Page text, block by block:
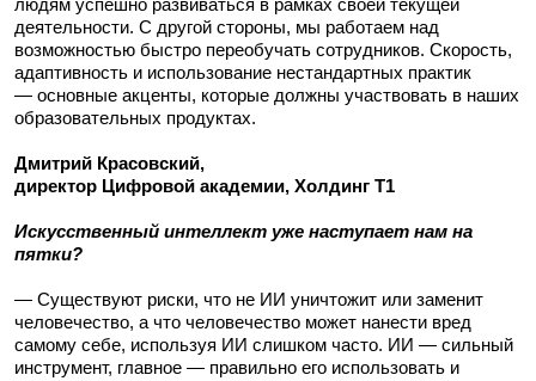
людям успешно развиваться в рамках своей текущей
деятельности. С другой стороны, мы работаем над
возможностью быстро переобучать сотрудников. Скорость,
адаптивность и использование нестандартных практик
— основные акценты, которые должны участвовать в наших
образовательных продуктах.
Дмитрий Красовский,
директор Цифровой академии, Холдинг Т1
Искусственный интеллект уже наступает нам на
пятки?
— Существуют риски, что не ИИ уничтожит или заменит
человечество, а что человечество может нанести вред
самому себе, используя ИИ слишком часто. ИИ — сильный
инструмент, главное — правильно его использовать и